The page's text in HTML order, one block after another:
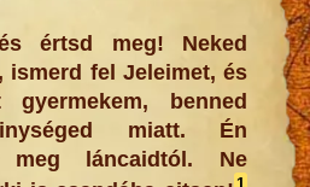
értsd meg! Neked
ismerd fel Jeleimet, és
benned
miatt. Én
meg láncaidtól. Ne